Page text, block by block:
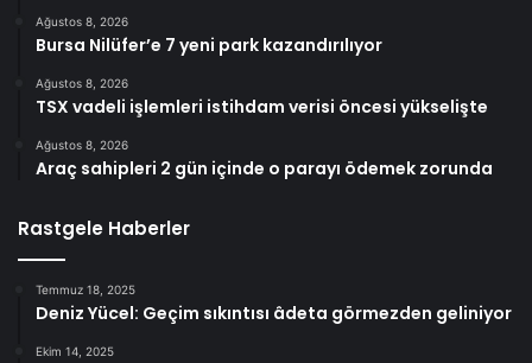
Ağustos 8, 2026
Bursa Nilüfer’e 7 yeni park kazandırılıyor
Ağustos 8, 2026
TSX vadeli işlemleri istihdam verisi öncesi yükselişte
Ağustos 8, 2026
Araç sahipleri 2 gün içinde o parayı ödemek zorunda
Rastgele Haberler
Temmuz 18, 2025
Deniz Yücel: Geçim sıkıntısı âdeta görmezden geliniyor
Ekim 14, 2025